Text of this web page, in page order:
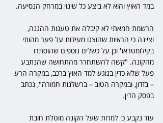
במד האוץ והוא לא ביצע כל שינוי במרחק הנסיעה.
הרשמת חמאתי לא קיבלה את טענות ההגנה,
וציינה כי הראיות שהוצגו מעידות על פער מהותי
בקילומטראז' וכן על כשלים נוספים שהוסתרו
מהקונה. "קשה להשתחרר מהתחושה שהנתבע
פעל שלא כדין בנוגע למד האוץ ברכב, במקרה הרע
– בזדון, ובמקרה הטוב – ברשלנות חמורה", נכתב
בפסק הדין.
עוד נקבע כי למרות שעל הקונה מוטלת חובת